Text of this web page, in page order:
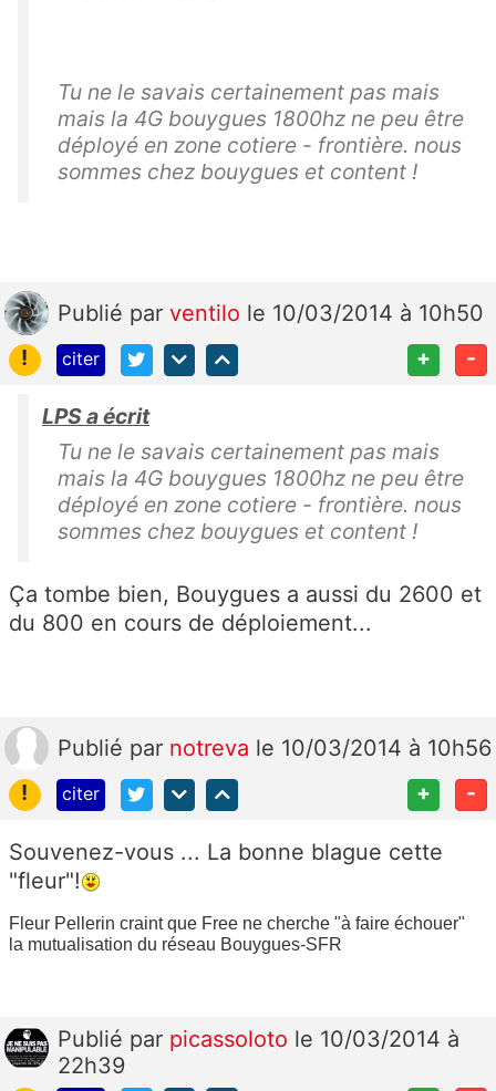
Tu ne le savais certainement pas mais
mais la 4G bouygues 1800hz ne peu être
déployé en zone cotiere - frontière. nous
sommes chez bouygues et content !
Publié par ventilo le 10/03/2014 à 10h50
!
citer + -
LPS a écrit
Tu ne le savais certainement pas mais
mais la 4G bouygues 1800hz ne peu être
déployé en zone cotiere - frontière. nous
sommes chez bouygues et content !
Ça tombe bien, Bouygues a aussi du 2600 et
du 800 en cours de déploiement...
Publié par notreva le 10/03/2014 à 10h56
!
citer + -
Souvenez-vous ... La bonne blague cette
"fleur"!
Fleur Pellerin craint que Free ne cherche "à faire échouer"
la mutualisation du réseau Bouygues-SFR
Publié par picassoloto le 10/03/2014 à
22h39